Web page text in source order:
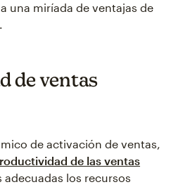
una miríada de ventajas de
de ventas
de activación de ventas,
de las ventas
adecuadas los recursos